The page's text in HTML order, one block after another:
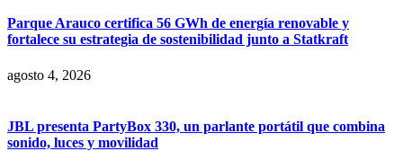
Parque Arauco certifica 56 GWh de energía renovable y
fortalece su estrategia de sostenibilidad junto a Statkraft
agosto 4, 2026
JBL presenta PartyBox 330, un parlante portátil que combina
sonido, luces y movilidad